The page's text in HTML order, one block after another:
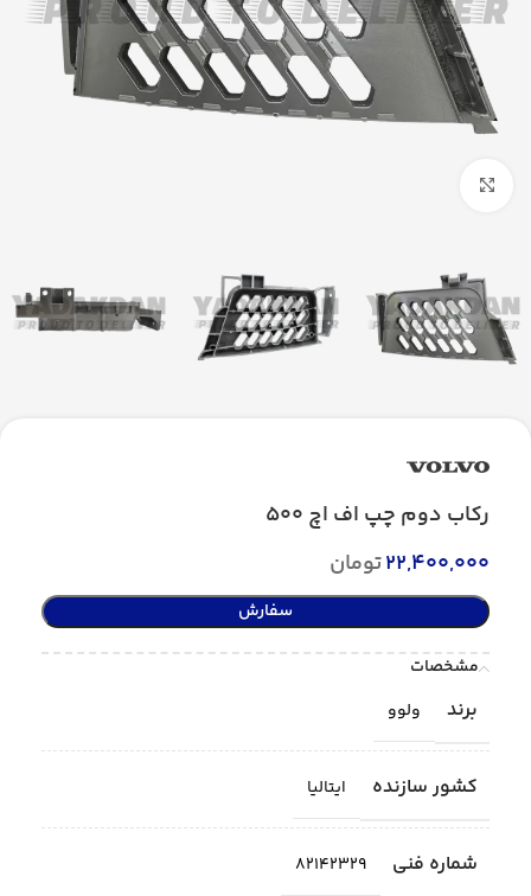
رکاب دوم چپ اف اچ 500
22,400,000تومان
سفارش
مشخصات
برند ولوو
کشور سازنده ایتالیا
شماره فنی 82142329